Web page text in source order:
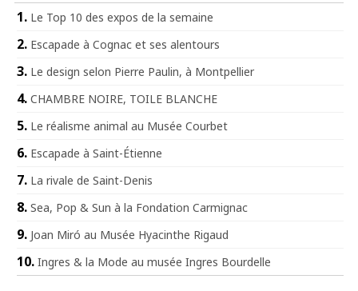
Le Top 10 des expos de la semaine
Escapade à Cognac et ses alentours
Le design selon Pierre Paulin, à Montpellier
CHAMBRE NOIRE, TOILE BLANCHE
Le réalisme animal au Musée Courbet
Escapade à Saint-Étienne
La rivale de Saint-Denis
Sea, Pop & Sun à la Fondation Carmignac
Joan Miró au Musée Hyacinthe Rigaud
Ingres & la Mode au musée Ingres Bourdelle